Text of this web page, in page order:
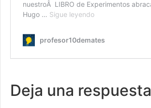
Deja una respuesta